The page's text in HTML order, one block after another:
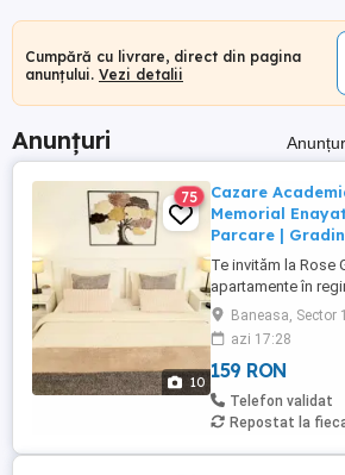
Cumpără cu livrare, direct din pagina
anunțului. Vezi detalii
Anunțuri
10
75
Cazare
Memorial
Parcare |
Te invităm la Rose
apartamente în
pentru o ședere
tot confortul de
orasului. De ce să
spațiu -
mini-vilă cu intrare
într-un ...
Baneasa, Sector
azi 17:28
159 RON
Telefon validat
Repostat la